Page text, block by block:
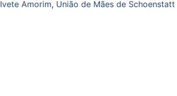
Ivete Amorim, União de Mães de Schoenstatt